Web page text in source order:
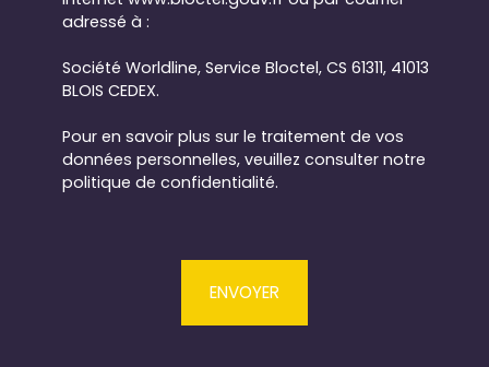
adressé à :
Société Worldline, Service Bloctel, CS 61311, 41013
BLOIS CEDEX.
Pour en savoir plus sur le traitement de vos
données personnelles, veuillez consulter notre
politique de confidentialité.
ENVOYER